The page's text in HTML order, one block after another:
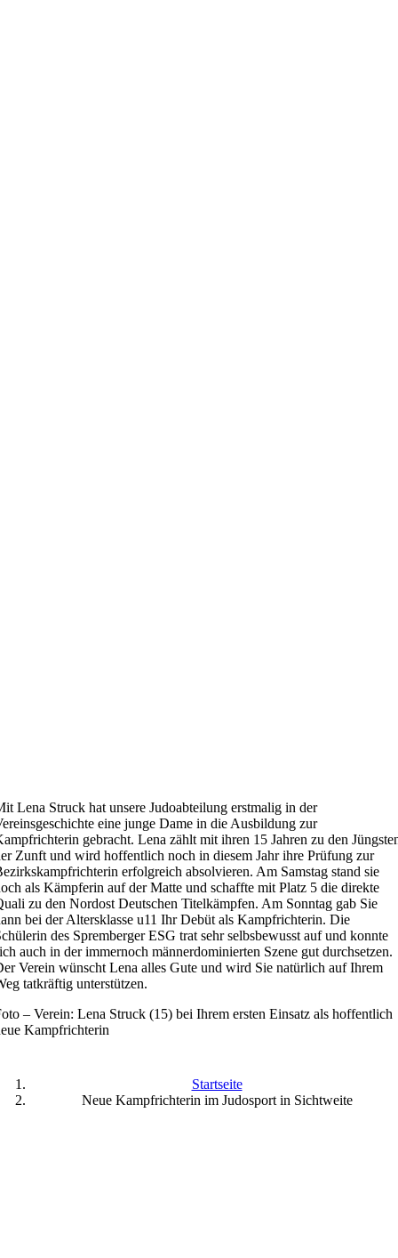
Lena Struck hat unsere Judoabteilung erstmalig in der
eine junge Dame in die Ausbildung zur
gebracht. Lena zählt mit ihren 15 Jahren zu den
Zunft und wird hoffentlich noch in diesem Jahr ihre Prüfung zur
erfolgreich absolvieren. Am Samstag stand sie
als Kämpferin auf der Matte und schaffte mit Platz 5 die direkte
zu den Nordost Deutschen Titelkämpfen. Am Sonntag gab Sie
bei der Altersklasse u11 Ihr Debüt als Kampfrichterin. Die
des Spremberger ESG trat sehr selbsbewusst auf und konnte
auch in der immernoch männerdominierten Szene gut durchsetzen.
Verein wünscht Lena alles Gute und wird Sie natürlich auf Ihrem
tatkräftig unterstützen.
– Verein: Lena Struck (15) bei Ihrem ersten Einsatz als hoffentlich
Kampfrichterin
Startseite
Neue Kampfrichterin im Judosport in Sichtweite